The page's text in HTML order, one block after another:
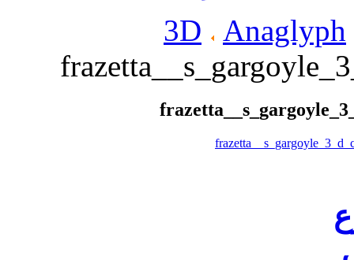
3D
Anaglyph